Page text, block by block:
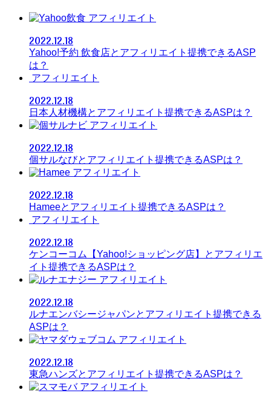
アフィリエイト
2022.12.18
Yahoo!予約 飲食店とアフィリエイト提携できるASP
は？
アフィリエイト
2022.12.18
日本人材機構とアフィリエイト提携できるASPは？
アフィリエイト
2022.12.18
個サルなびとアフィリエイト提携できるASPは？
アフィリエイト
2022.12.18
Hameeとアフィリエイト提携できるASPは？
アフィリエイト
2022.12.18
ケンコーコム【Yahoo!ショッピング店】とアフィリエ
イト提携できるASPは？
アフィリエイト
2022.12.18
ルナエンバシージャパンとアフィリエイト提携できる
ASPは？
アフィリエイト
2022.12.18
東急ハンズとアフィリエイト提携できるASPは？
アフィリエイト